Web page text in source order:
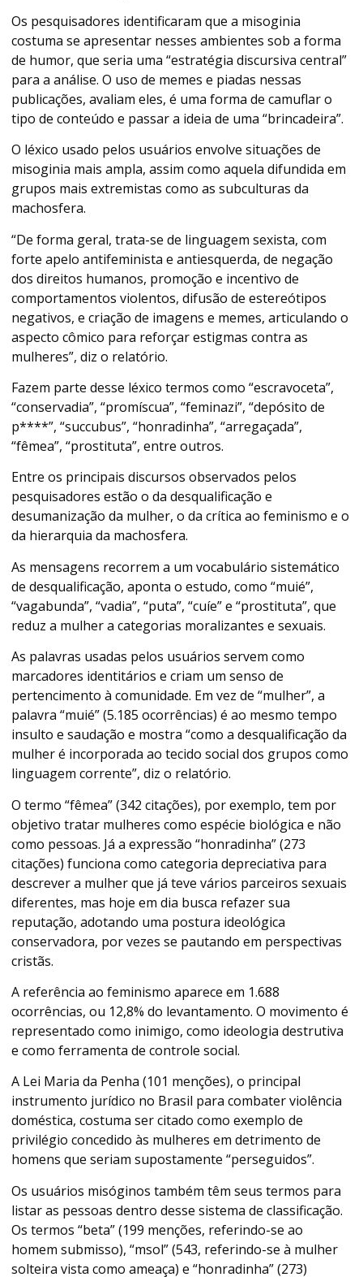
Os pesquisadores identificaram que a misoginia
costuma se apresentar nesses ambientes sob a forma
de humor, que seria uma “estratégia discursiva central”
para a análise. O uso de memes e piadas nessas
publicações, avaliam eles, é uma forma de camuflar o
tipo de conteúdo e passar a ideia de uma “brincadeira”.
O léxico usado pelos usuários envolve situações de
misoginia mais ampla, assim como aquela difundida em
grupos mais extremistas como as subculturas da
machosfera.
“De forma geral, trata-se de linguagem sexista, com
forte apelo antifeminista e antiesquerda, de negação
dos direitos humanos, promoção e incentivo de
comportamentos violentos, difusão de estereótipos
negativos, e criação de imagens e memes, articulando o
aspecto cômico para reforçar estigmas contra as
mulheres”, diz o relatório.
Fazem parte desse léxico termos como “escravoceta”,
“conservadia”, “promíscua”, “feminazi”, “depósito de
p****”, “succubus”, “honradinha”, “arregaçada”,
“fêmea”, “prostituta”, entre outros.
Entre os principais discursos observados pelos
pesquisadores estão o da desqualificação e
desumanização da mulher, o da crítica ao feminismo e o
da hierarquia da machosfera.
As mensagens recorrem a um vocabulário sistemático
de desqualificação, aponta o estudo, como “muié”,
“vagabunda”, “vadia”, “puta”, “cuíe” e “prostituta”, que
reduz a mulher a categorias moralizantes e sexuais.
As palavras usadas pelos usuários servem como
marcadores identitários e criam um senso de
pertencimento à comunidade. Em vez de “mulher”, a
palavra “muié” (5.185 ocorrências) é ao mesmo tempo
insulto e saudação e mostra “como a desqualificação da
mulher é incorporada ao tecido social dos grupos como
linguagem corrente”, diz o relatório.
O termo “fêmea” (342 citações), por exemplo, tem por
objetivo tratar mulheres como espécie biológica e não
como pessoas. Já a expressão “honradinha” (273
citações) funciona como categoria depreciativa para
descrever a mulher que já teve vários parceiros sexuais
diferentes, mas hoje em dia busca refazer sua
reputação, adotando uma postura ideológica
conservadora, por vezes se pautando em perspectivas
cristãs.
A referência ao feminismo aparece em 1.688
ocorrências, ou 12,8% do levantamento. O movimento é
representado como inimigo, como ideologia destrutiva
e como ferramenta de controle social.
A Lei Maria da Penha (101 menções), o principal
instrumento jurídico no Brasil para combater violência
doméstica, costuma ser citado como exemplo de
privilégio concedido às mulheres em detrimento de
homens que seriam supostamente “perseguidos”.
Os usuários misóginos também têm seus termos para
listar as pessoas dentro desse sistema de classificação.
Os termos “beta” (199 menções, referindo-se ao
homem submisso), “msol” (543, referindo-se à mulher
solteira vista como ameaça) e “honradinha” (273)